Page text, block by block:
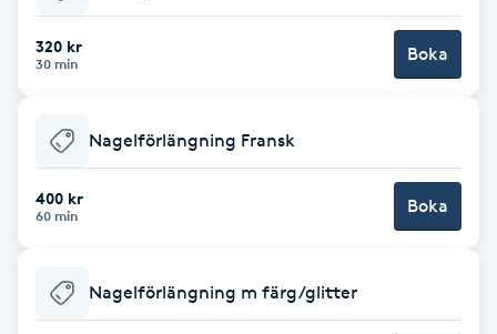
BIAB
Blowout
Bottenfärg
Brynfärgning
320 kr
30 min Boka
Nagelförlängning Fransk
400 kr
60 min Boka
Nagelförlängning m färg/glitter